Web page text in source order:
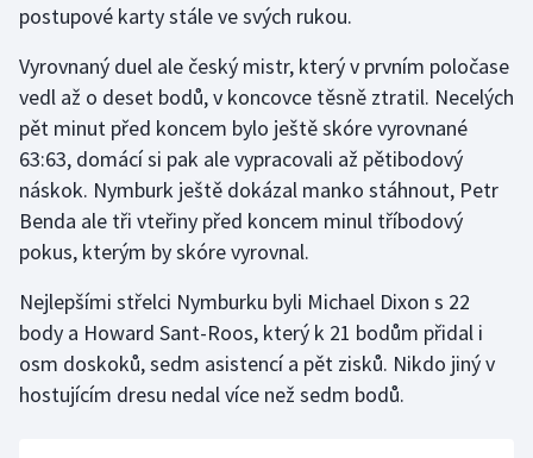
Judo
Krasobruslení
Lezení
Lyže a snowboard
Moderní pětiboj
Motorsport
Olympijské hry
postupové karty stále ve svých rukou.
Vyrovnaný duel ale český mistr, který v prvním poločase
vedl až o deset bodů, v koncovce těsně ztratil. Necelých
pět minut před koncem bylo ještě skóre vyrovnané
63:63, domácí si pak ale vypracovali až pětibodový
náskok. Nymburk ještě dokázal manko stáhnout, Petr
Benda ale tři vteřiny před koncem minul tříbodový
pokus, kterým by skóre vyrovnal.
Nejlepšími střelci Nymburku byli Michael Dixon s 22
body a Howard Sant-Roos, který k 21 bodům přidal i
osm doskoků, sedm asistencí a pět zisků. Nikdo jiný v
hostujícím dresu nedal více než sedm bodů.